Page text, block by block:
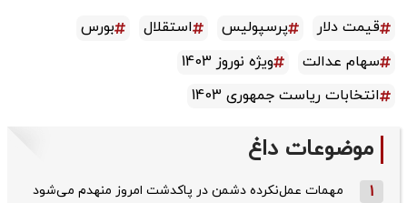
قیمت دلار پرسپولیس استقلال
بورس
سهام عدالت
ویژه نوروز 1403
انتخابات ریاست جمهوری 1403
موضوعات داغ
1 مهمات عمل‌نکرده دشمن در پاکدشت امروز منهدم می‌شود